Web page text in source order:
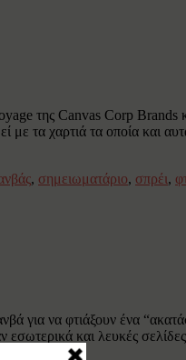
της Canvas Corp
τα χαρτιά τα οποία και
, σημειωματάριο, σπρέι,
να φτιάξουν ένα
και λευκές